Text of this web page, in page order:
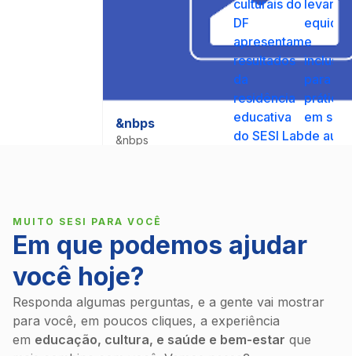
&nbps
&nbps
culturais do
DF
apresentam
resultados
da
residência
educativa
do SESI Lab
levar
e
inclusão
para a
prática
em sala
de
MUITO SESI PARA VOCÊ
Em que podemos ajudar
você hoje?
Responda algumas perguntas, e a gente vai mostrar
para você, em poucos cliques, a experiência
em educação, cultura, e saúde e bem-estar que